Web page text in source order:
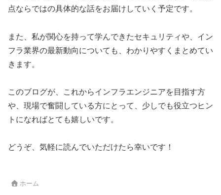
点ならではの具体的な話をお届けしていく予定です。
また、私が関心を持って学んできたセキュリティや、イン
フラ業界の最新動向についても、わかりやすくまとめてい
きます。
このブログが、これからインフラエンジニアを目指す方
や、現場で奮闘している方にとって、少しでも役立つヒン
トになればとても嬉しいです。
どうぞ、気軽に読んでいただけたら幸いです！
ホーム